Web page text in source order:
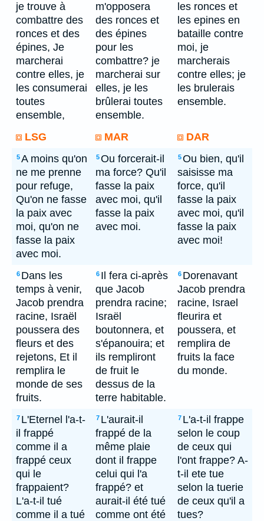
je trouve à
combattre des
ronces et des
épines, Je
marcherai
contre elles, je
les consumerai
toutes
ensemble,
m'opposera
des ronces et
des épines
pour les
combattre? je
marcherai sur
elles, je les
brûlerai toutes
ensemble.
les ronces et
les epines en
bataille contre
moi, je
marcherais
contre elles; je
les brulerais
ensemble.
LSG MAR DAR
5A moins qu'on
ne me prenne
pour refuge,
Qu'on ne fasse
la paix avec
moi, qu'on ne
fasse la paix
avec moi.
5Ou forcerait-il
ma force? Qu'il
fasse la paix
avec moi, qu'il
fasse la paix
avec moi.
5Ou bien, qu'il
saisisse ma
force, qu'il
fasse la paix
avec moi, qu'il
fasse la paix
avec moi!
6 Dans les
temps à venir,
Jacob prendra
racine, Israël
poussera des
fleurs et des
rejetons, Et il
remplira le
monde de ses
fruits.
6 Il fera ci-après
que Jacob
prendra racine;
Israël
boutonnera, et
s'épanouira; et
ils rempliront
de fruit le
dessus de la
terre habitable.
6 Dorenavant
Jacob prendra
racine, Israel
fleurira et
poussera, et
remplira de
fruits la face
du monde.
7 L'Eternel l'a-t-
il frappé
comme il a
frappé ceux
qui le
frappaient?
L'a-t-il tué
comme il a tué
7 L'aurait-il
frappé de la
même plaie
dont il frappe
celui qui l'a
frappé? et
aurait-il été tué
comme ont été
7 L'a-t-il frappe
selon le coup
de ceux qui
l'ont frappe? A-
t-il ete tue
selon la tuerie
de ceux qu'il a
tues?